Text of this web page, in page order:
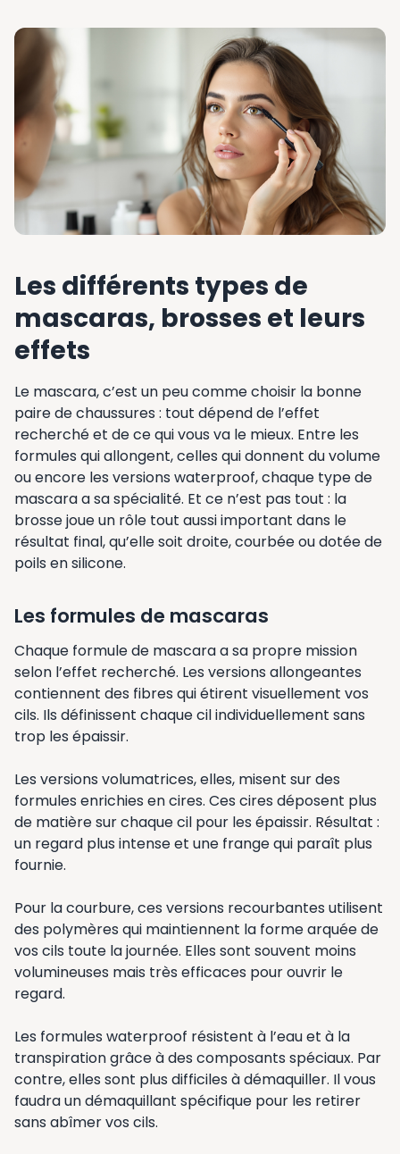
Les différents types de
mascaras, brosses et leurs
effets
Le mascara, c’est un peu comme choisir la bonne
paire de chaussures : tout dépend de l’effet
recherché et de ce qui vous va le mieux. Entre les
formules qui allongent, celles qui donnent du volume
ou encore les versions waterproof, chaque type de
mascara a sa spécialité. Et ce n’est pas tout : la
brosse joue un rôle tout aussi important dans le
résultat final, qu’elle soit droite, courbée ou dotée de
poils en silicone.
Les formules de mascaras
Chaque formule de mascara a sa propre mission
selon l’effet recherché. Les versions allongeantes
contiennent des fibres qui étirent visuellement vos
cils. Ils définissent chaque cil individuellement sans
trop les épaissir.
Les versions volumatrices, elles, misent sur des
formules enrichies en cires. Ces cires déposent plus
de matière sur chaque cil pour les épaissir. Résultat :
un regard plus intense et une frange qui paraît plus
fournie.
Pour la courbure, ces versions recourbantes utilisent
des polymères qui maintiennent la forme arquée de
vos cils toute la journée. Elles sont souvent moins
volumineuses mais très efficaces pour ouvrir le
regard.
Les formules waterproof résistent à l’eau et à la
transpiration grâce à des composants spéciaux. Par
contre, elles sont plus difficiles à démaquiller. Il vous
faudra un démaquillant spécifique pour les retirer
sans abîmer vos cils.